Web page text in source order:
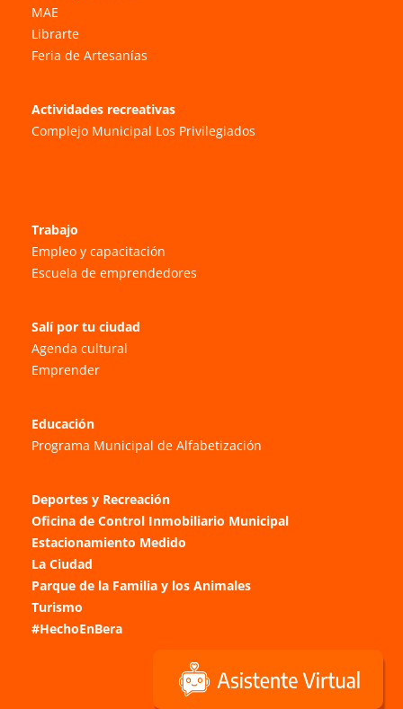
MAE
Librarte
Feria de Artesanías
Actividades recreativas
Complejo Municipal Los Privilegiados
Trabajo
Empleo y capacitación
Escuela de emprendedores
Salí por tu ciudad
Agenda cultural
Emprender
Educación
Programa Municipal de Alfabetización
Deportes y Recreación
Oficina de Control Inmobiliario Municipal
Estacionamiento Medido
La Ciudad
Parque de la Familia y los Animales
Turismo
#HechoEnBera